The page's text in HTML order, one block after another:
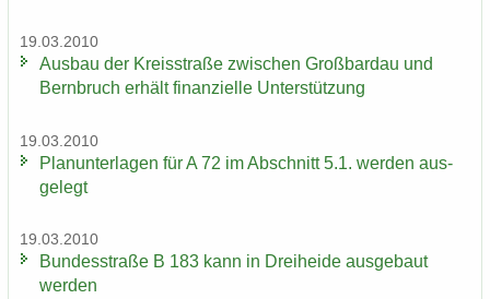
19.03.2010
Aus­bau der Kreis­stra­ße zwi­schen Groß­bardau und
Bern­bruch er­hält fi­nan­zi­el­le Un­ter­stüt­zung
19.03.2010
Plan­un­ter­la­gen für A 72 im Ab­schnitt 5.1. wer­den aus­
ge­legt
19.03.2010
Bun­des­stra­ße B 183 kann in Drei­hei­de aus­ge­baut
wer­den